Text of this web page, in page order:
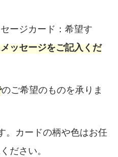
ージカード：希望す
ッセージをご記入くだ
のご希望のものを承りま
。カードの柄や色はお任
ださい。